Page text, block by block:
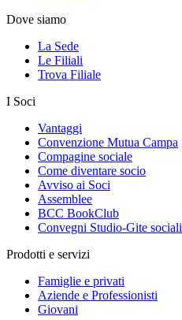
Dove siamo
La Sede
Le Filiali
Trova Filiale
I Soci
Vantaggi
Convenzione Mutua Campa
Compagine sociale
Come diventare socio
Avviso ai Soci
Assemblee
BCC BookClub
Convegni Studio-Gite sociali
Prodotti e servizi
Famiglie e privati
Aziende e Professionisti
Giovani